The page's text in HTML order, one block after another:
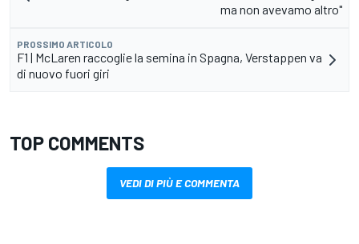
ma non avevamo altro"
PROSSIMO ARTICOLO
F1 | McLaren raccoglie la semina in Spagna, Verstappen va
di nuovo fuori giri
TOP COMMENTS
VEDI DI PIÙ E COMMENTA